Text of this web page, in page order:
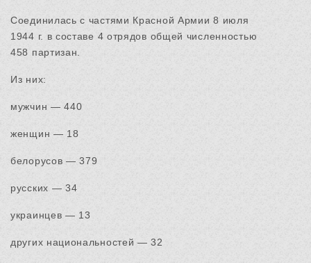
Соединилась с частями Красной Армии 8 июля
1944 г. в составе 4 отрядов общей численностью
458 партизан.
Из них:
мужчин — 440
женщин — 18
белорусов — 379
русских — 34
украинцев — 13
других национальностей — 32